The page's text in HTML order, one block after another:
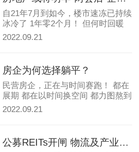
自21年7月到如今，楼市速冻已持续
冰冷了 1年零2个月！ 但何时回暖
的问题 依旧...
2022.09.21
房企为何选择躺平？
民营房企，正在与时间赛跑！ 都在
展期 都在以时间换空间 都力图熬到
市场回暖等翻身...
2022.09.21
公募REITs开闸 物流及产业园区大宗交易增多